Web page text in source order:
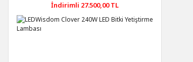
İndirimli 27.500,00 TL